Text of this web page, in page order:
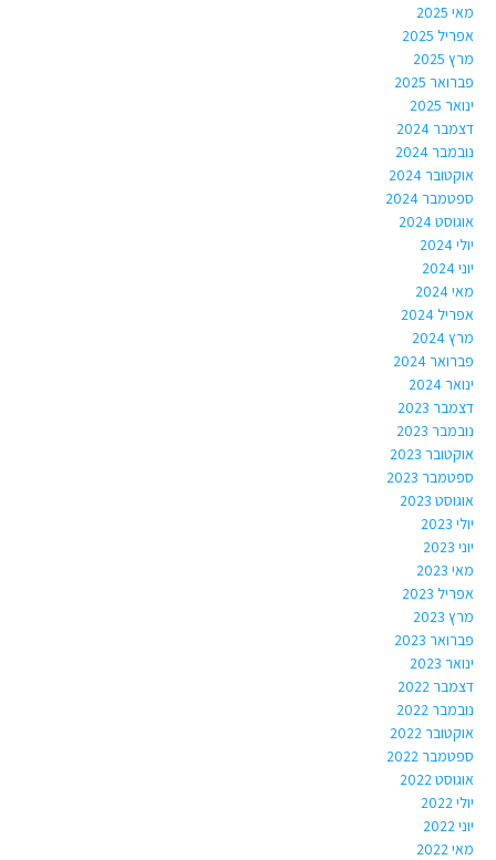
מאי 2025
אפריל 2025
מרץ 2025
פברואר 2025
ינואר 2025
דצמבר 2024
נובמבר 2024
אוקטובר 2024
ספטמבר 2024
אוגוסט 2024
יולי 2024
יוני 2024
מאי 2024
אפריל 2024
מרץ 2024
פברואר 2024
ינואר 2024
דצמבר 2023
נובמבר 2023
אוקטובר 2023
ספטמבר 2023
אוגוסט 2023
יולי 2023
יוני 2023
מאי 2023
אפריל 2023
מרץ 2023
פברואר 2023
ינואר 2023
דצמבר 2022
נובמבר 2022
אוקטובר 2022
ספטמבר 2022
אוגוסט 2022
יולי 2022
יוני 2022
מאי 2022